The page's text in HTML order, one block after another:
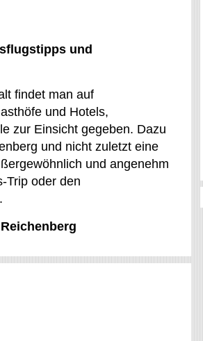
und
findet man auf
und Hotels,
zur Einsicht gegeben. Dazu
und nicht zuletzt eine
und angenehm
Trip oder den